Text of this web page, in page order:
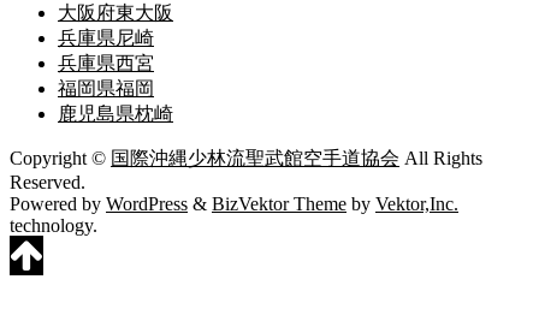
大阪府東大阪
兵庫県尼崎
兵庫県西宮
福岡県福岡
鹿児島県枕崎
Copyright © 国際沖縄少林流聖武館空手道協会 All Rights
Reserved.
Powered by WordPress & BizVektor Theme by Vektor,Inc.
technology.